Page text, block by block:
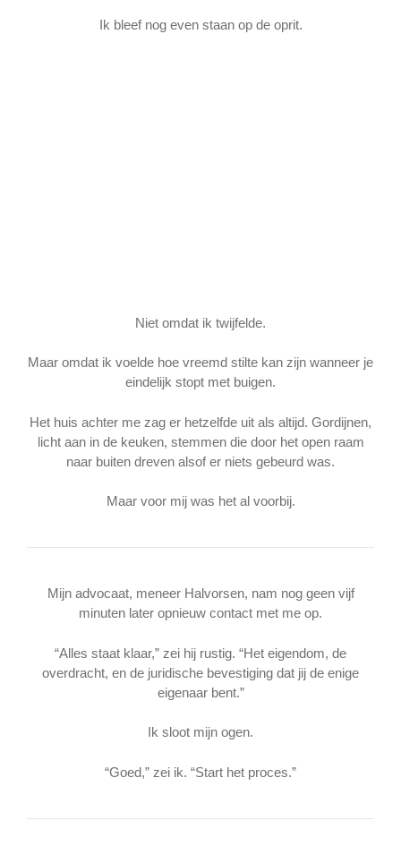
Ik bleef nog even staan op de oprit.
Niet omdat ik twijfelde.
Maar omdat ik voelde hoe vreemd stilte kan zijn wanneer je
eindelijk stopt met buigen.
Het huis achter me zag er hetzelfde uit als altijd. Gordijnen,
licht aan in de keuken, stemmen die door het open raam
naar buiten dreven alsof er niets gebeurd was.
Maar voor mij was het al voorbij.
Mijn advocaat, meneer Halvorsen, nam nog geen vijf
minuten later opnieuw contact met me op.
“Alles staat klaar,” zei hij rustig. “Het eigendom, de
overdracht, en de juridische bevestiging dat jij de enige
eigenaar bent.”
Ik sloot mijn ogen.
“Goed,” zei ik. “Start het proces.”